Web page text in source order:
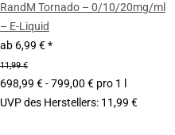
RandM Tornado – 0/10/20mg/ml
– E-Liquid
ab 6,99 €*
11,99 €
698,99 € - 799,00 € pro 1 l
UVP des Herstellers: 11,99 €